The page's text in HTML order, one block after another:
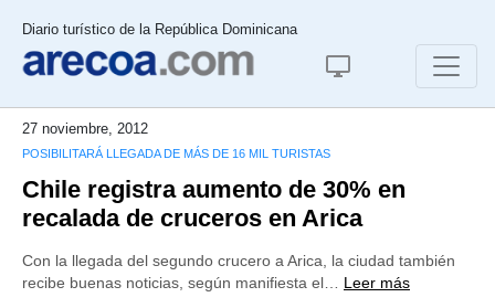
Diario turístico de la República Dominicana
27 noviembre, 2012
POSIBILITARÁ LLEGADA DE MÁS DE 16 MIL TURISTAS
Chile registra aumento de 30% en
recalada de cruceros en Arica
Con la llegada del segundo crucero a Arica, la ciudad también
recibe buenas noticias, según manifiesta el… Leer más